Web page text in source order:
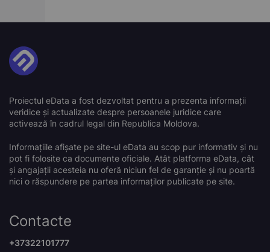
Proiectul eData a fost dezvoltat pentru a prezenta informații
veridice și actualizate despre persoanele juridice care
activează în cadrul legal din Republica Moldova.
Informațiile afișate pe site-ul eData au scop pur informativ și nu
pot fi folosite ca documente oficiale. Atât platforma eData, cât
și angajații acesteia nu oferă niciun fel de garanție și nu poartă
nici o răspundere pe partea informaților publicate pe site.
Contacte
+37322101777